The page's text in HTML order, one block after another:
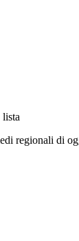
lista
regionali di